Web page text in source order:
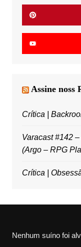
Assine noss
Crítica |
Varacast #142
(Argo – RPG
Crítica |
Nenhum suíno foi